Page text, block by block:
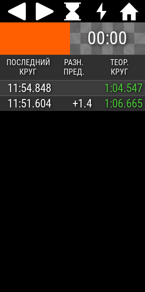
00:00
ПОСЛЕДНИЙ
КРУГ
РАЗН.
ПРЕД.
ТЕОР.
КРУГ
11:54.848
1:04.547
11:51.604 +1.4 1:06.665